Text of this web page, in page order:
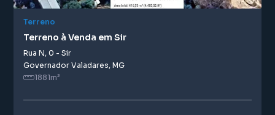
Terreno
Terreno à Venda em Sir
Rua N, 0 - Sir
Governador Valadares, MG
1881m²